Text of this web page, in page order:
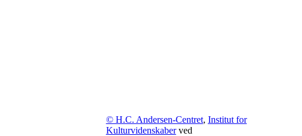
© H.C. Andersen-Centret, Institut for
Kulturvidenskaberved